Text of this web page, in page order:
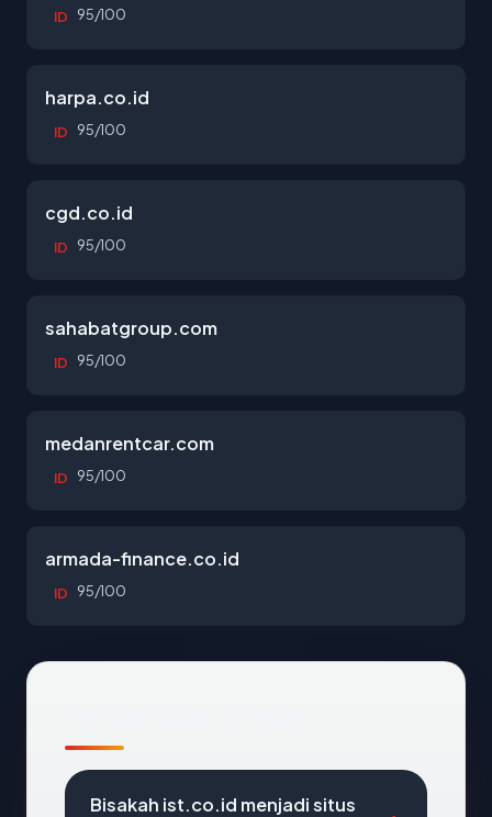
ID 95/100
harpa.co.id
ID 95/100
cgd.co.id
ID 95/100
sahabatgroup.com
ID 95/100
medanrentcar.com
ID 95/100
armada-finance.co.id
ID 95/100
Bisakah ist.co.id menjadi situs